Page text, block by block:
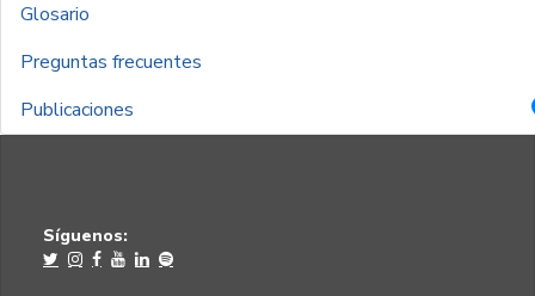
Glosario
Preguntas frecuentes
Publicaciones
Síguenos: